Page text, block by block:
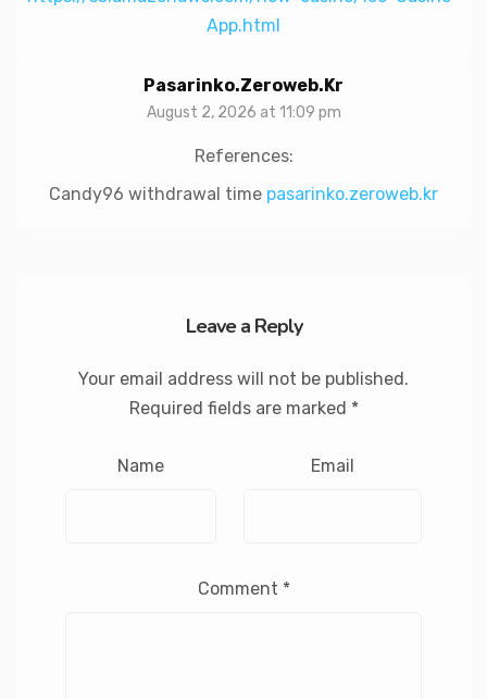
App.html
Pasarinko.zeroweb.kr
August 2, 2026 at 11:09 pm
References:
Candy96 withdrawal time pasarinko.zeroweb.kr
Leave a Reply
Your email address will not be published.
Required fields are marked *
Name Email
Comment *